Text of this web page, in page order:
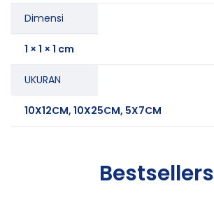
Dimensi
1 × 1 × 1 cm
UKURAN
10X12CM, 10X25CM, 5X7CM
Bestsellers